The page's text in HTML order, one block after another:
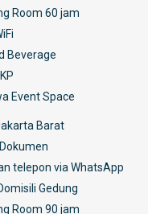
Room 60 jam
Beverage
Event Space
Barat
telepon via WhatsApp
Gedung
Room 90 jam